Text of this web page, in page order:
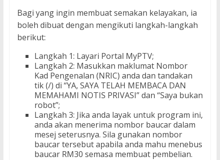
Bagi yang ingin membuat semakan kelayakan, ia
boleh dibuat dengan mengikuti langkah-langkah
berikut:
Langkah 1: Layari Portal MyPTV;
Langkah 2: Masukkan maklumat Nombor
Kad Pengenalan (NRIC) anda dan tandakan
tik (/) di “YA, SAYA TELAH MEMBACA DAN
MEMAHAMI NOTIS PRIVASI” dan “Saya bukan
robot”;
Langkah 3: Jika anda layak untuk program ini,
anda akan menerima nombor baucar dalam
mesej seterusnya. Sila gunakan nombor
baucar tersebut apabila anda mahu menebus
baucar RM30 semasa membuat pembelian.